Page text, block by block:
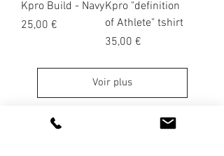
Kpro Build - Navy
Prix
25,00 €
Kpro "definition
of Athlete" tshirt
Prix
35,00 €
Voir plus